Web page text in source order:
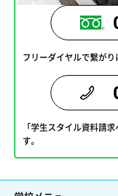
フリーダイヤルで繋が
「学生スタイル資料請
す。